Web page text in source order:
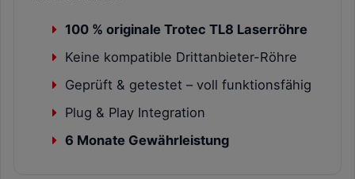
100 % originale Trotec TL8 Laserröhre
Keine kompatible Drittanbieter-Röhre
Geprüft & getestet – voll funktionsfähig
Plug & Play Integration
6 Monate Gewährleistung